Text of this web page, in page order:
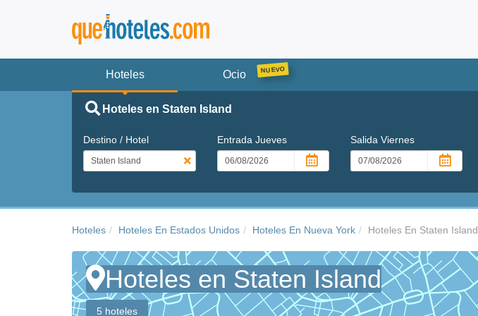
Hoteles Ocio
Hoteles en Staten Island
Destino / Hotel Entrada Jueves SalidaViernes
Hoteles Hoteles En Estados Unidos Hoteles En Nueva York Hoteles En Staten Island
Hoteles en Staten Island
5 hoteles